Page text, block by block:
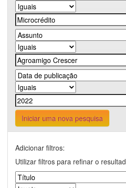
Iniciar uma nova pesquisa
Adicionar filtros:
Utilizar filtros para refinar o